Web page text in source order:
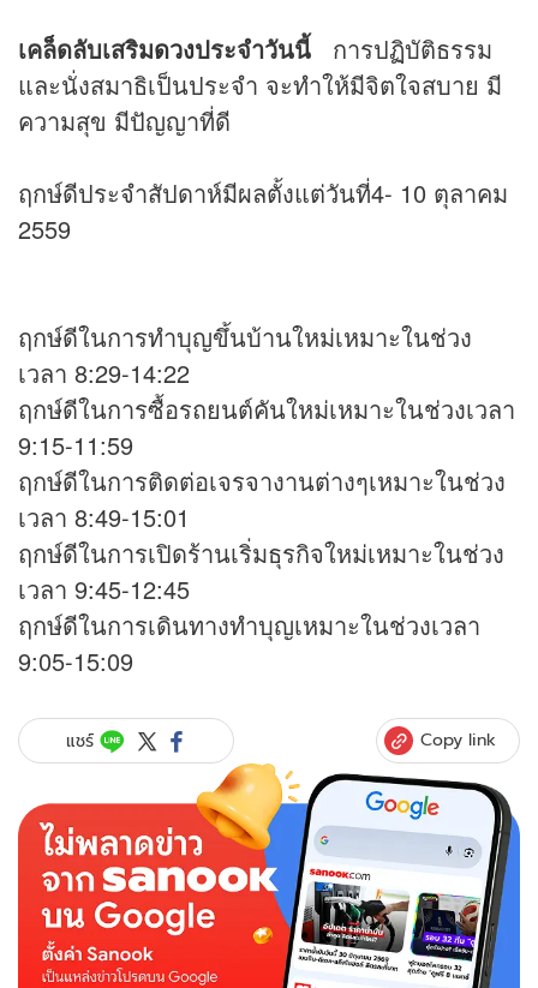
เคล็ดลับเสริมดวงประจำวันนี้ การปฏิบัติธรรม
และนั่งสมาธิเป็นประจำ จะทำให้มีจิตใจสบาย มี
ความสุข มีปัญญาที่ดี
ฤกษ์ดีประจำสัปดาห์มีผลตั้งแต่วันที่4- 10 ตุลาคม
2559
ฤกษ์ดีในการทำบุญขึ้นบ้านใหม่เหมาะในช่วง
เวลา 8:29-14:22
ฤกษ์ดีในการซื้อรถยนต์คันใหม่เหมาะในช่วงเวลา
9:15-11:59
ฤกษ์ดีในการติดต่อเจรจางานต่างๆเหมาะในช่วง
เวลา 8:49-15:01
ฤกษ์ดีในการเปิดร้านเริ่มธุรกิจใหม่เหมาะในช่วง
เวลา 9:45-12:45
ฤกษ์ดีในการเดินทางทำบุญเหมาะในช่วงเวลา
9:05-15:09
แชร์ Copy link